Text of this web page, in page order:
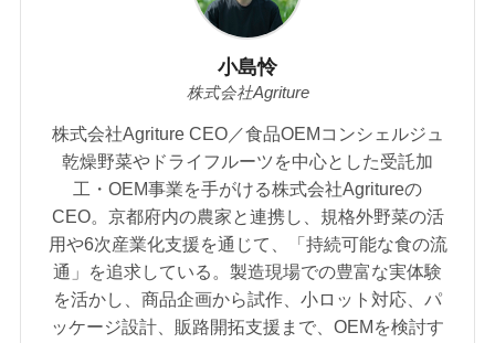
小島怜
株式会社Agriture
株式会社Agriture CEO／食品OEMコンシェルジュ
乾燥野菜やドライフルーツを中心とした受託加
工・OEM事業を手がける株式会社Agritureの
CEO。京都府内の農家と連携し、規格外野菜の活
用や6次産業化支援を通じて、「持続可能な食の流
通」を追求している。製造現場での豊富な実体験
を活かし、商品企画から試作、小ロット対応、パ
ッケージ設計、販路開拓支援まで、OEMを検討す